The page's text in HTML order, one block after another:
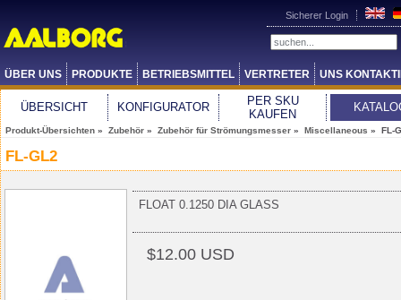
Sicherer Login
ÜBER UNS PRODUKTE BETRIEBSMITTEL VERTRETER UNS
ÜBERSICHT KONFIGURATOR
PER SKU
KAUFEN
Produkt-Übersichten » Zubehör » Zubehör für Strömungsmesser » Miscellaneous » FL-
FL-GL2
FLOAT 0.1250 DIA GLASS
$12.00 USD